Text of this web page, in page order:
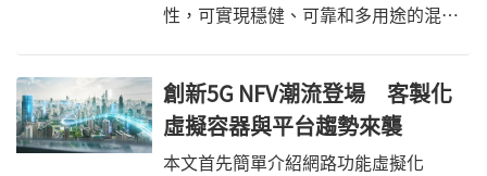
性，可實現穩健、可靠和多用途的混合
創新5G NFV潮流登場 客製化
虛擬容器與平台趨勢來襲
本文首先簡單介紹網路功能虛擬化